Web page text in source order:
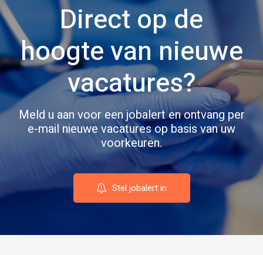
Direct op de
hoogte van nieuwe
vacatures?
Meld u aan voor een jobalert en ontvang per
e-mail nieuwe vacatures op basis van uw
voorkeuren.
Stel jobalert in